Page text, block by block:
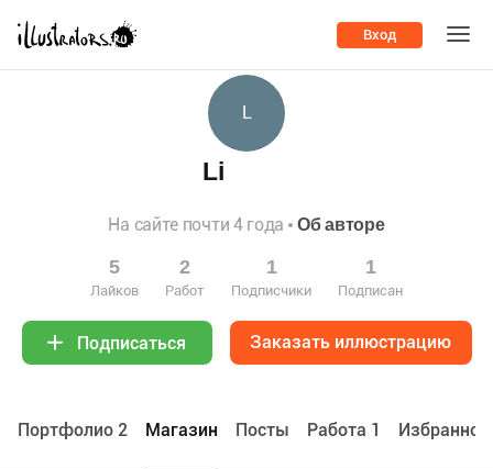
Вход
L
Li
На сайте почти 4 года Об авторе
5
Лайков
2
Работ
1
Подписчики
1
Подписан
Подписаться Заказать иллюстрацию
Портфолио 2 Maгазин Посты Работа 1 Избранное